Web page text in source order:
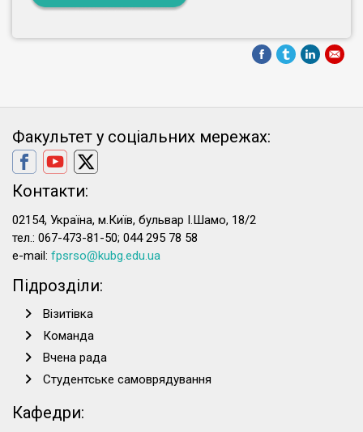
Факультет у соціальних мережах:
Контакти:
02154, Україна, м.Київ, бульвар І.Шамо, 18/2
тел.: 067-473-81-50; 044 295 78 58
e-mail: fpsrso@kubg.edu.ua
Підрозділи:
Візитівка
Команда
Вчена рада
Студентське самоврядування
Кафедри: